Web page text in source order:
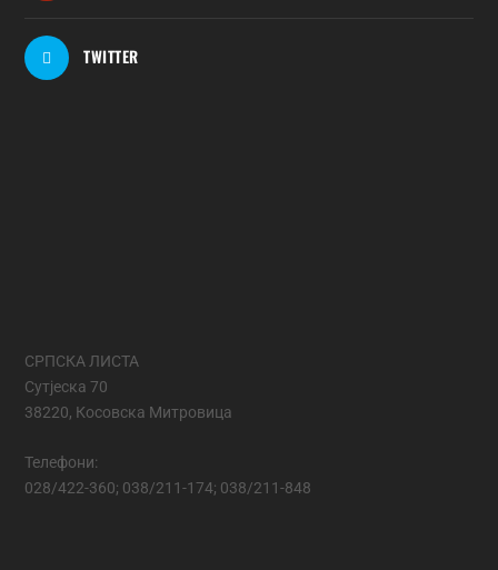
TWITTER
СРПСКА ЛИСТА
Сутјеска 70
38220, Косовска Митровица
Телефони:
028/422-360; 038/211-174; 038/211-848